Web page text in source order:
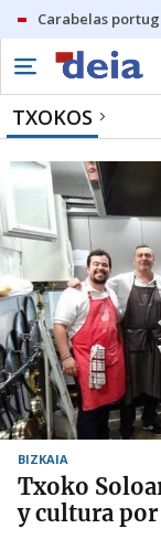
Carabelas
TXOKOS
BIZKAIA
Txoko
y cultura por